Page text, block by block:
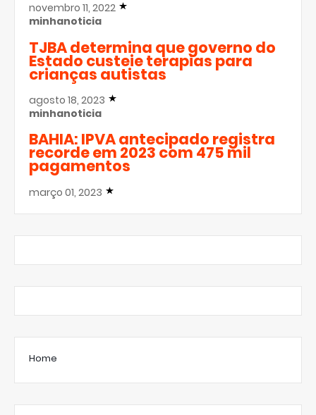
novembro 11, 2022
minhanoticia
TJBA determina que governo do
Estado custeie terapias para
crianças autistas
agosto 18, 2023
minhanoticia
BAHIA: IPVA antecipado registra
recorde em 2023 com 475 mil
pagamentos
março 01, 2023
Home